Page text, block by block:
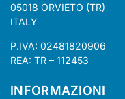
05018 ORVIETO (TR)
ITALY
P.IVA: 02481820906
REA: TR – 112453
INFORMAZIONI